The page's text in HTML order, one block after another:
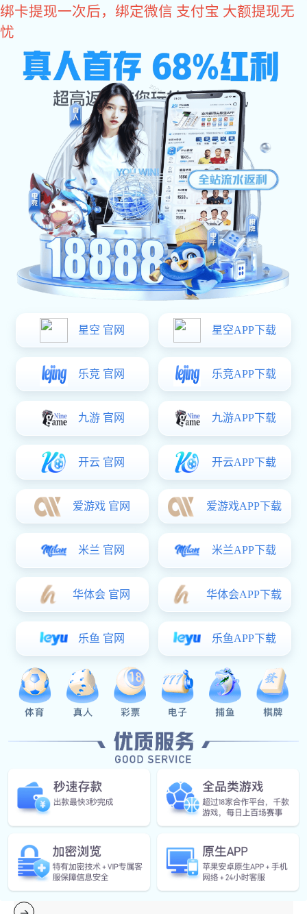
易彩堂
易彩堂 中心
NEWS CENTER
易彩堂 分类
行业易彩堂
易彩堂: 公司易彩堂
04-27 2022
锁安全性
众所周知，不同时期所对应的生产工艺和锁具性能也是各
不相同的，在B级锁逐渐退出市场和C级所广泛普及的客观
背景下，各种应用场景中的安防效果也是参差不齐的，反
观采用智能锁的各种案例，无论是使用便利性还是应用安
全性都有了大幅度提高，这也从客观上体现出了成熟智能
04-27 2022
智能指纹锁跟普通锁具相比怎么样？
相信大家一打开手机易彩堂 页面，出现的要么是层出不穷
的室内盗窃案件要么某明星的绯闻信息。而在去年的“杭州
·云栖大会”上，阿里巴巴联合许多智能锁厂家发布了《201